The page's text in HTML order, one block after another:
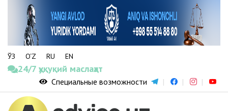
ЎЗ O‘Z RU EN
24/7 ҳуқуқий маслаҳат
Специальные возможности